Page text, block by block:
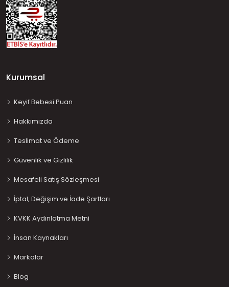
Kurumsal
Keyif Bebesi Puan
Hakkımızda
Teslimat ve Ödeme
Güvenlik ve Gizlilik
Mesafeli Satış Sözleşmesi
İptal, Değişim ve İade Şartları
KVKK Aydınlatma Metni
İnsan Kaynakları
Markalar
Blog